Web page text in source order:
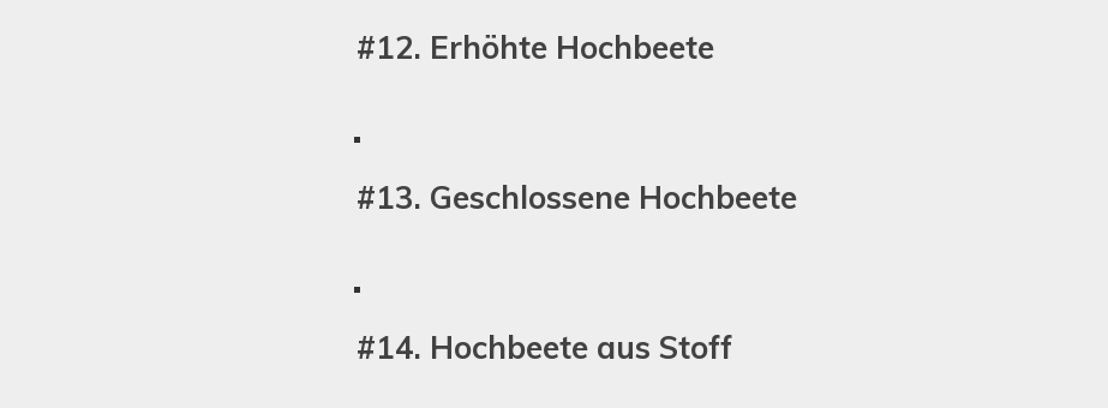
#12. Erhöhte Hochbeete
#13. Geschlossene Hochbeete
#14. Hochbeete aus Stoff